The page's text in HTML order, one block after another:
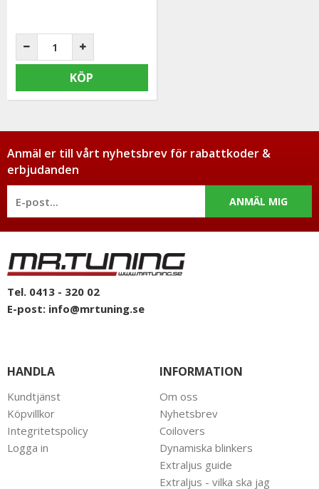
KÖP
Anmäl er till vårt nyhetsbrev för rabattkoder &
erbjudanden
ANMÄL MIG
Tel. 0413 - 320 02
E-post: info@mrtuning.se
HANDLA
Kundtjänst
Köpvillkor
Integritetspolicy
Logga in
INFORMATION
Om oss
Nyhetsbrev
Coilovers
Dynamiska blinkers
Extraljus guide
Extraljus - vilka ska jag